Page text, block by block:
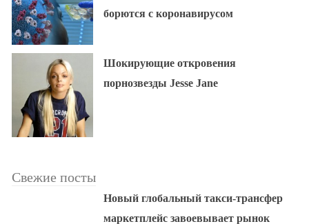
борются с коронавирусом
Шокирующие откровения
порнозвезды Jesse Jane
Свежие посты
Новый глобальный такси-трансфер
маркетплейс завоевывает рынок